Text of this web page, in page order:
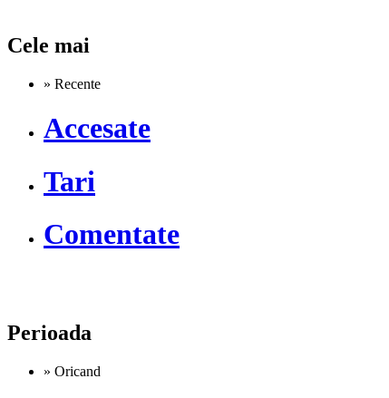
Cele mai
» Recente
Accesate
Tari
Comentate
Perioada
» Oricand